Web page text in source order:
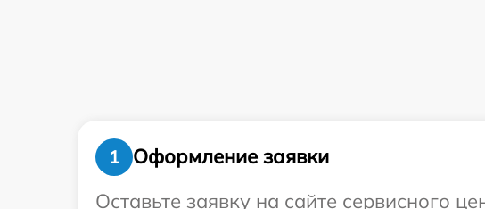
1
Оформление заявки
Оставьте заявку на сайте сервисного